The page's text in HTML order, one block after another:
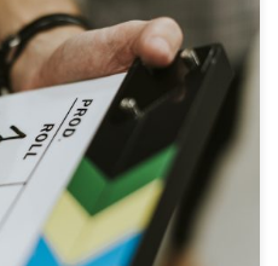
bieg historii mediów? W latach
rewolucję, która na zawsze
powstające wtedy od nich
znamy współcześnie.
rynek seriali? W […]